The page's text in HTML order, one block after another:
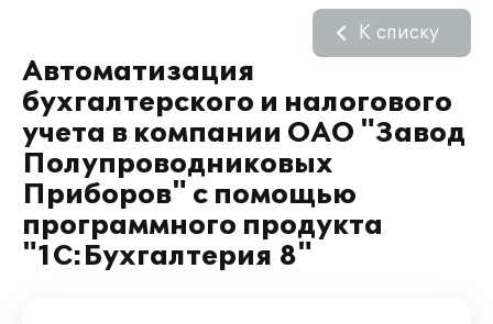
Автоматизация
бухгалтерского и налогового
учета в компании ОАО "Завод
Полупроводниковых
Приборов" с помощью
программного продукта
"1С:Бухгалтерия 8"
К списку